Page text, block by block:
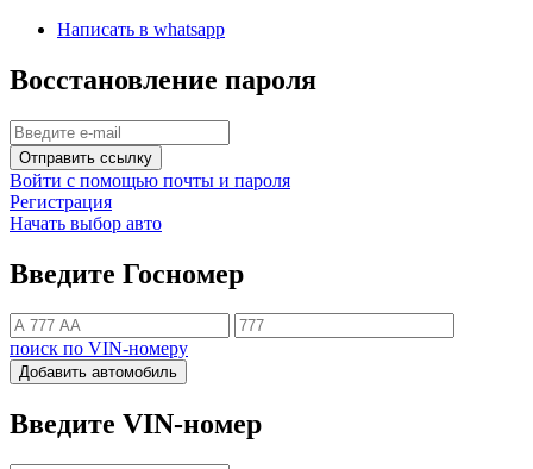
Написать в whatsapp
Восстановление пароля
Отправить ссылку
Войти с помощью почты и пароля
Регистрация
Начать выбор авто
Введите Госномер
поиск по VIN-номеру
Добавить автомобиль
Введите VIN-номер